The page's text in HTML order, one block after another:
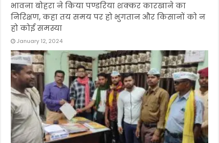
भावना बोहरा ने किया पण्डरिया शक्कर कारखाने का
निरिक्षण, कहा तय समय पर हो भुगतान और किसानों को न
हो कोई समस्या
January 12, 2024